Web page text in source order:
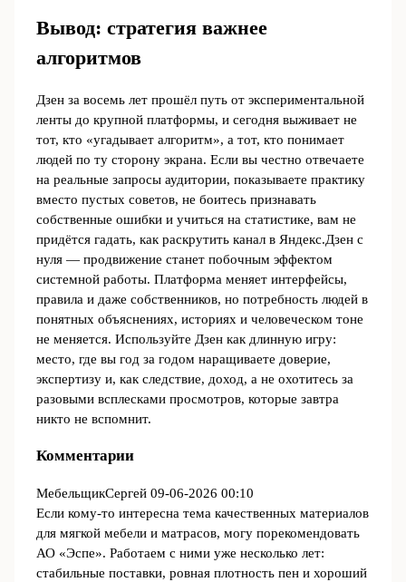
Вывод: стратегия важнее
алгоритмов
Дзен за восемь лет прошёл путь от экспериментальной
ленты до крупной платформы, и сегодня выживает не
тот, кто «угадывает алгоритм», а тот, кто понимает
людей по ту сторону экрана. Если вы честно отвечаете
на реальные запросы аудитории, показываете практику
вместо пустых советов, не боитесь признавать
собственные ошибки и учиться на статистике, вам не
придётся гадать, как раскрутить канал в Яндекс.Дзен с
нуля — продвижение станет побочным эффектом
системной работы. Платформа меняет интерфейсы,
правила и даже собственников, но потребность людей в
понятных объяснениях, историях и человеческом тоне
не меняется. Используйте Дзен как длинную игру:
место, где вы год за годом наращиваете доверие,
экспертизу и, как следствие, доход, а не охотитесь за
разовыми всплесками просмотров, которые завтра
никто не вспомнит.
Комментарии
МебельщикСергей 09-06-2026 00:10
Если кому-то интересна тема качественных материалов
для мягкой мебели и матрасов, могу порекомендовать
АО «Эспе». Работаем с ними уже несколько лет:
стабильные поставки, ровная плотность пен и хороший